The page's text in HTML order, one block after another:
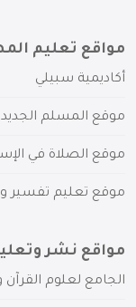
مواقع تعليم
أكاديمية سبيلي
موقع المسلم الجديد
موقع الصلاة في
موقع تعليم تفسير
مواقع نشر
الجامع لعلوم القرآن